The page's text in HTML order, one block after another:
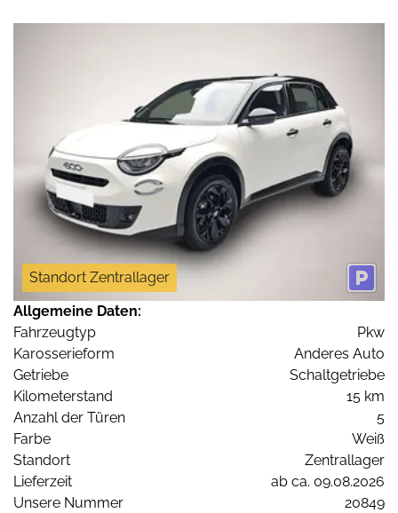
Standort Zentrallager
Allgemeine Daten:
Fahrzeugtyp
Pkw
Karosserieform
Anderes Auto
Getriebe
Schaltgetriebe
Kilometerstand
15 km
Anzahl der Türen
5
Farbe
Weiß
Standort
Zentrallager
Lieferzeit
ab ca. 09.08.2026
Unsere Nummer
20849